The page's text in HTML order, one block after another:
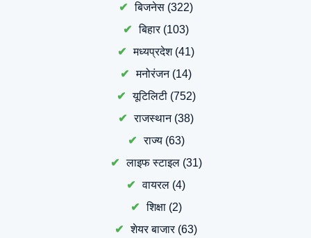
बिजनेस (322)
बिहार(103)
मध्यप्रदेश(41)
मनोरंजन(14)
यूटिलिटी(752)
राजस्थान(38)
राज्य(63)
लाइफ स्टाइल(31)
वायरल (4)
शिक्षा(2)
शेयर बाजार(63)